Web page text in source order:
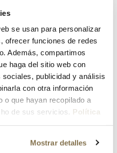
se usan para personalizar
ofrecer funciones de redes
Además, compartimos
haga del sitio web con
publicidad y análisis
con otra información
o que hayan recopilado a
de sus servicios. Política
Mostrar detalles